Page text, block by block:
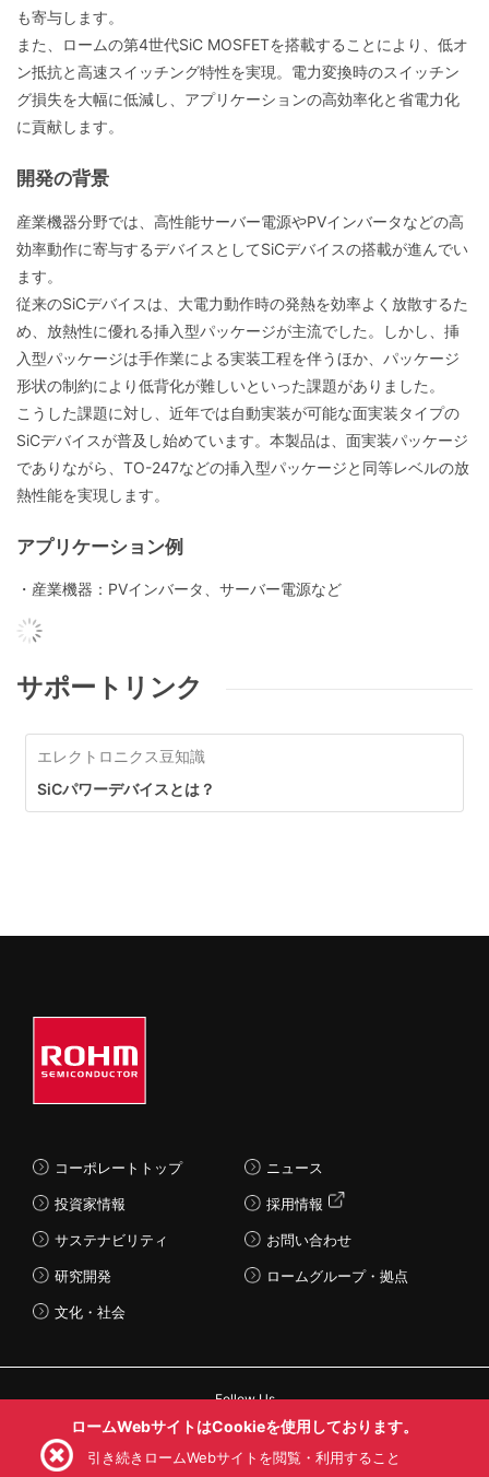
も寄与します。
また、ロームの第4世代SiC MOSFETを搭載することにより、低オ
ン抵抗と高速スイッチング特性を実現。電力変換時のスイッチン
グ損失を大幅に低減し、アプリケーションの高効率化と省電力化
に貢献します。
開発の背景
産業機器分野では、高性能サーバー電源やPVインバータなどの高
効率動作に寄与するデバイスとしてSiCデバイスの搭載が進んでい
ます。
従来のSiCデバイスは、大電力動作時の発熱を効率よく放散するた
め、放熱性に優れる挿入型パッケージが主流でした。しかし、挿
入型パッケージは手作業による実装工程を伴うほか、パッケージ
形状の制約により低背化が難しいといった課題がありました。
こうした課題に対し、近年では自動実装が可能な面実装タイプの
SiCデバイスが普及し始めています。本製品は、面実装パッケージ
でありながら、TO-247などの挿入型パッケージと同等レベルの放
熱性能を実現します。
アプリケーション例
・産業機器：PVインバータ、サーバー電源など
サポートリンク
エレクトロニクス豆知識
SiCパワーデバイスとは？
コーポレートトップ
投資家情報
サステナビリティ
研究開発
文化・社会
ニュース
採用情報
お問い合わせ
ロームグループ・拠点
Follow Us
ロームWebサイトはCookieを使用しております。
引き続きロームWebサイトを閲覧・利用すること